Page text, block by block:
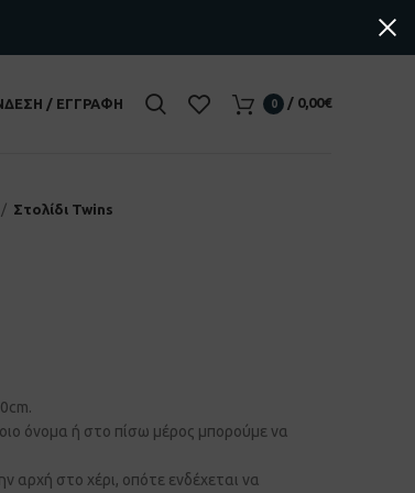
/ ΕΓΓΡΑΦΉ 0 / 0,00€
Στολίδι Twins
όνομα ή στο πίσω μέρος μπορούμε να
αρχή στο χέρι, οπότε ενδέχεται να